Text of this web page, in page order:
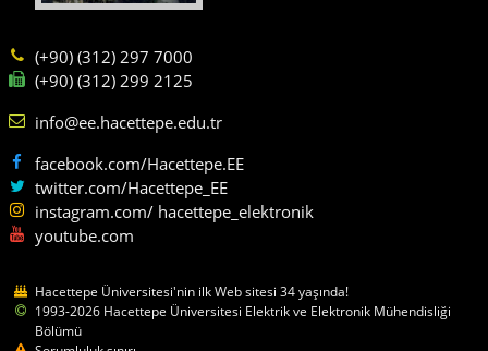
(+90) (312) 297 7000
(+90) (312) 299 2125
info@ee.hacettepe.edu.tr
facebook.com/Hacettepe.EE
twitter.com/Hacettepe_EE
instagram.com/ hacettepe_elektronik
youtube.com
Hacettepe Üniversitesi'nin ilk Web sitesi 34 yaşında!
1993-2026 Hacettepe Üniversitesi Elektrik ve Elektronik Mühendisliği
Bölümü